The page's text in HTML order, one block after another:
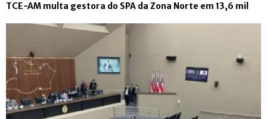
TCE-AM multa gestora do SPA da Zona Norte em 13,6 mil